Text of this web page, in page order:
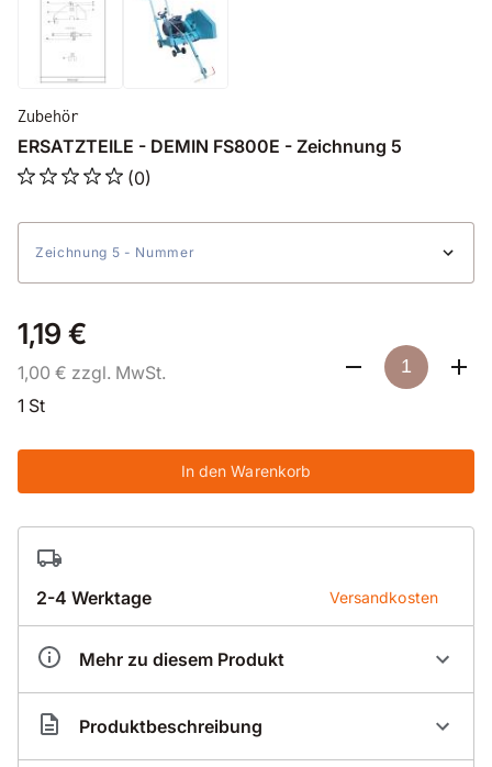
Zubehör
ERSATZTEILE - DEMIN FS800E - Zeichnung 5
(0)
Zeichnung 5 - Nummer
1,19 €
1,00 € zzgl. MwSt.
1 St
In den Warenkorb
2-4 Werktage Versandkosten
Mehr zu diesem Produkt
Artikelnummer DX580000
Produktbeschreibung